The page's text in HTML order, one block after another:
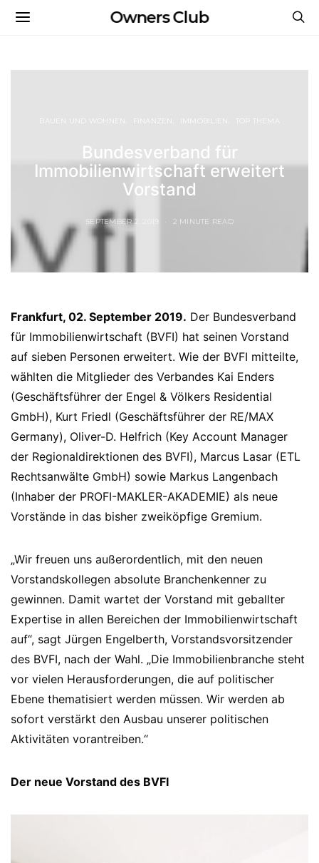
Owners Club
BAUEN UND WOHNEN FINANZEN IMMOBILIEN TOP THEMA
Bundesverband für
Immobilienwirtschaft erweitert
Vorstand
SEPTEMBER 2, 2019 2 MINUTE READ
Frankfurt, 02. September 2019. Der Bundesverband
für Immobilienwirtschaft (BVFI) hat seinen Vorstand
auf sieben Personen erweitert. Wie der BVFI mitteilte,
wählten die Mitglieder des Verbandes Kai Enders
(Geschäftsführer der Engel & Völkers Residential
GmbH), Kurt Friedl (Geschäftsführer der RE/MAX
Germany), Oliver-D. Helfrich (Key Account Manager
der Regionaldirektionen des BVFI), Marcus Lasar (ETL
Rechtsanwälte GmbH) sowie Markus Langenbach
(Inhaber der PROFI-MAKLER-AKADEMIE) als neue
Vorstände in das bisher zweiköpfige Gremium.
„Wir freuen uns außerordentlich, mit den neuen
Vorstandskollegen absolute Branchenkenner zu
gewinnen. Damit wartet der Vorstand mit geballter
Expertise in allen Bereichen der Immobilienwirtschaft
auf“, sagt Jürgen Engelberth, Vorstandsvorsitzender
des BVFI, nach der Wahl. „Die Immobilienbranche steht
vor vielen Herausforderungen, die auf politischer
Ebene thematisiert werden müssen. Wir werden ab
sofort verstärkt den Ausbau unserer politischen
Aktivitäten vorantreiben.“
Der neue Vorstand des BVFI